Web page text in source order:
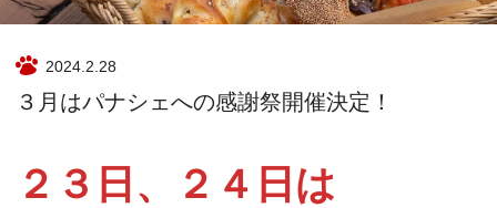
2024.2.28
３月はパナシェへの感謝祭開催決定！
２３日、２４日は